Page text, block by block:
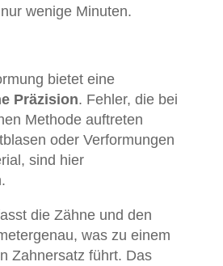
wenige Minuten.
bietet eine
Präzision. Fehler, die bei
Methode auftreten
oder Verformungen
sind hier
die Zähne und den
was zu einem
Zahnersatz führt. Das